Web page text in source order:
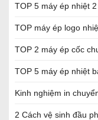
TOP 5 máy ép nhiệt
TOP máy ép logo
TOP 2 máy ép cốc
TOP 5 máy ép nhiệt
Kinh nghiệm in
2 Cách vệ sinh đầu